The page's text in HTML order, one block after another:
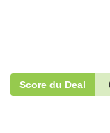
Score du Deal